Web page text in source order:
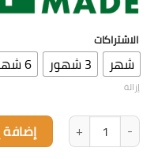
الاشتراكات
شهر 3 شهور 6 شهور
إزالة
كمية بكج النخبة [فوركس-